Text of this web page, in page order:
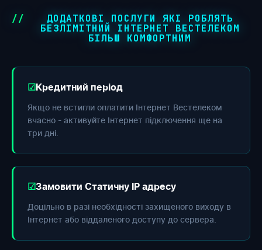
ДОДАТКОВІ ПОСЛУГИ ЯКІ РОБЛЯТЬ
БЕЗЛІМІТНИЙ ІНТЕРНЕТ ВЕСТЕЛЕКОМ
БІЛЬШ КОМФОРТНИМ
Кредитний період
Якщо не встигли оплатити Інтернет Вестелеком
вчасно - активуйте Інтернет підключення ще на
три дні.
Замовити Статичну IP адресу
Доцільно в разі необхідності захищеного виходу в
Інтернет або віддаленого доступу до сервера.